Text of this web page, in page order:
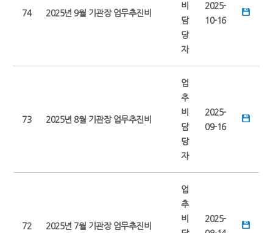
74 2025년 9월 기관장 업무추진비
비
담
당
자
2025-
10-16
73 2025년 8월 기관장 업무추진비
업
추
비
담
당
자
2025-
09-16
72 2025년 7월 기관장 업무추진비
업
추
비
2025-